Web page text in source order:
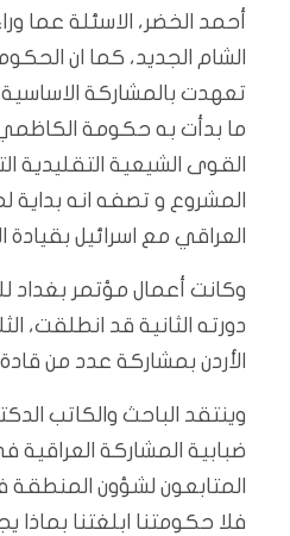
أحمد الخضر، الاسئلة عما
الشام الجديد، كما ان
تعهدت بالمشاركة
ما بدأت به حكومة
القوى الشيعية التقليدية
المشروع و تصفه انه بداية
العراقي مع اسرائيل
وكانت أعمال مؤتمر بغداد
دورته الثانية قد انطلقت،
الأردن بمشاركة عدد من قادة
وينتقد الباحث والكاتب
ضبابية المشاركة
المتابعون لشؤون المنطقة
فلا حكومتنا ابلغتنا